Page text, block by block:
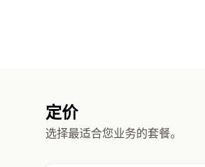
定价
选择最适合您业务的套餐。